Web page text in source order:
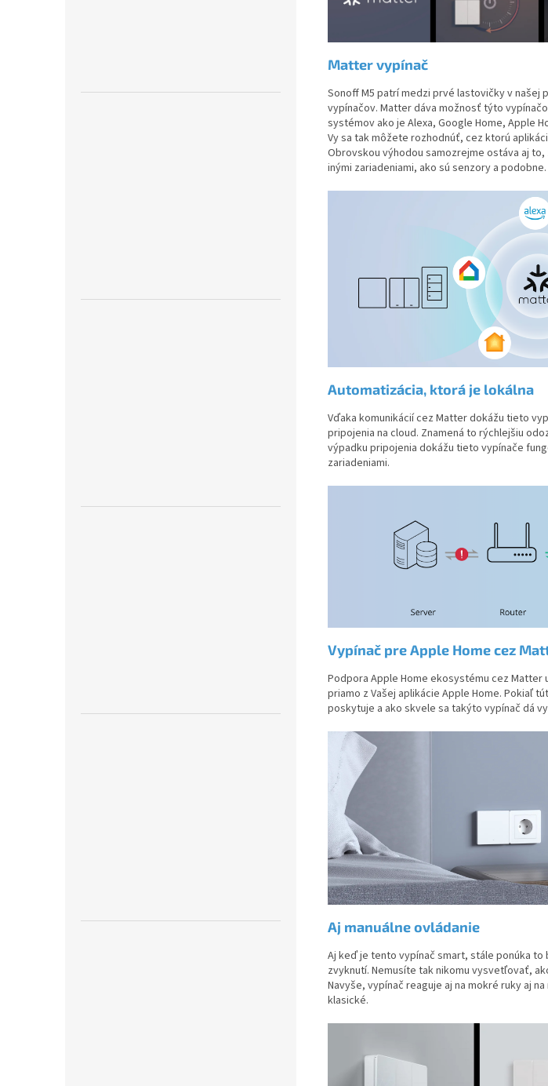
Matter vypínač
Sonoff M5 patrí medzi prvé lastovičky v našej
vypínačov. Matter dáva možnosť týto
systémov ako je Alexa, Google Home, Apple
Vy sa tak môžete rozhodnúť, cez ktorú
Obrovskou výhodou samozrejme ostáva aj
inými zariadeniami, ako sú senzory a podobne.
Automatizácia, ktorá je lokálna
Vďaka komunikácií cez Matter dokážu tieto
pripojenia na cloud. Znamená to rýchlejšiu
výpadku pripojenia dokážu tieto vypínače
zariadeniami.
Vypínač pre Apple Home cez
Podpora Apple Home ekosystému cez Matter
priamo z Vašej aplikácie Apple Home. Pokiaľ
poskytuje a ako skvele sa takýto vypínač dá
Aj manuálne ovládanie
Aj keď je tento vypínač smart, stále ponúka
zvyknutí. Nemusíte tak nikomu vysvetľovať,
Navyše, vypínač reaguje aj na mokré ruky aj
klasické.